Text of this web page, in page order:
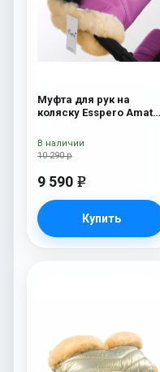
Муфта для рук на
коляску Esspero Amato
10 290 р
9 590 e
Купить
В наличии